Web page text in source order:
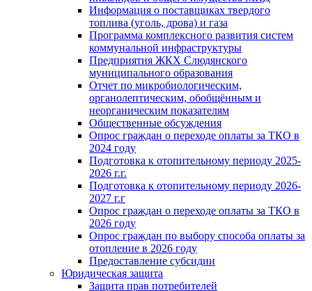
Информация о поставщиках твердого
топлива (уголь, дрова) и газа
Программа комплексного развития систем
коммунальной инфраструктуры
Предприятия ЖКХ Слюдянского
муниципального образования
Отчет по микробиологическим,
органолептическим, обобщённым и
неорганическим показателям
Общественные обсуждения
Опрос граждан о переходе оплаты за ТКО в
2024 году
Подготовка к отопительному периоду 2025-
2026 г.г.
Подготовка к отопительному периоду 2026-
2027 г.г
Опрос граждан о переходе оплаты за ТКО в
2026 году
Опрос граждан по выбору способа оплаты за
отопление в 2026 году
Предоставление субсидии
Юридическая защита
Защита прав потребителей